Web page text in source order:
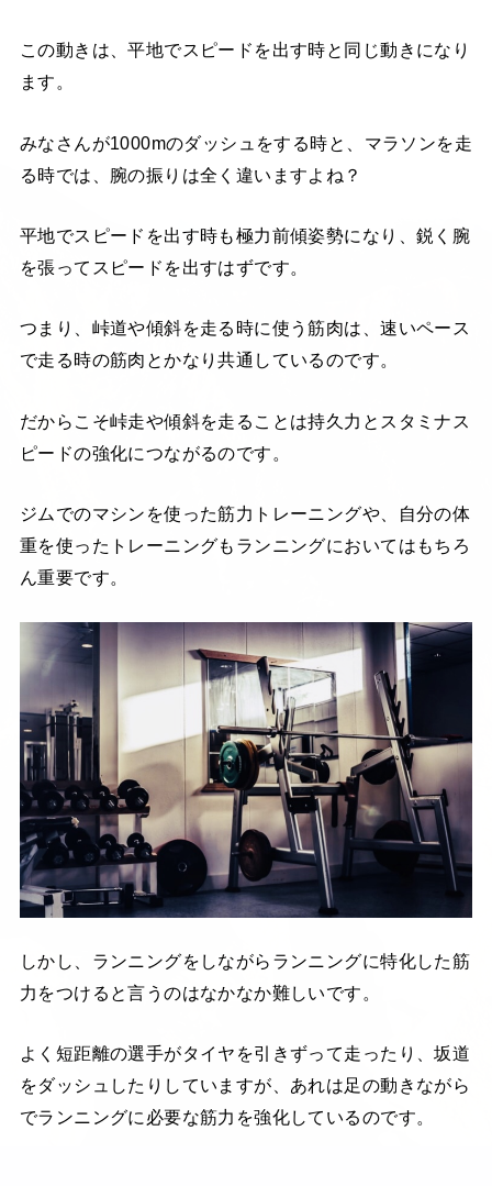
この動きは、平地でスピードを出す時と同じ動きになり
ます。
みなさんが1000mのダッシュをする時と、マラソンを走
る時では、腕の振りは全く違いますよね？
平地でスピードを出す時も極力前傾姿勢になり、鋭く腕
を張ってスピードを出すはずです。
つまり、峠道や傾斜を走る時に使う筋肉は、速いペース
で走る時の筋肉とかなり共通しているのです。
だからこそ峠走や傾斜を走ることは持久力とスタミナス
ピードの強化につながるのです。
ジムでのマシンを使った筋力トレーニングや、自分の体
重を使ったトレーニングもランニングにおいてはもちろ
ん重要です。
しかし、ランニングをしながらランニングに特化した筋
力をつけると言うのはなかなか難しいです。
よく短距離の選手がタイヤを引きずって走ったり、坂道
をダッシュしたりしていますが、あれは足の動きながら
でランニングに必要な筋力を強化しているのです。